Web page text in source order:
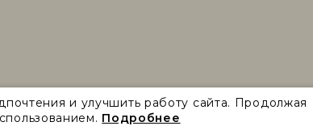
и улучшить работу сайта. Продолжая
Подробнее